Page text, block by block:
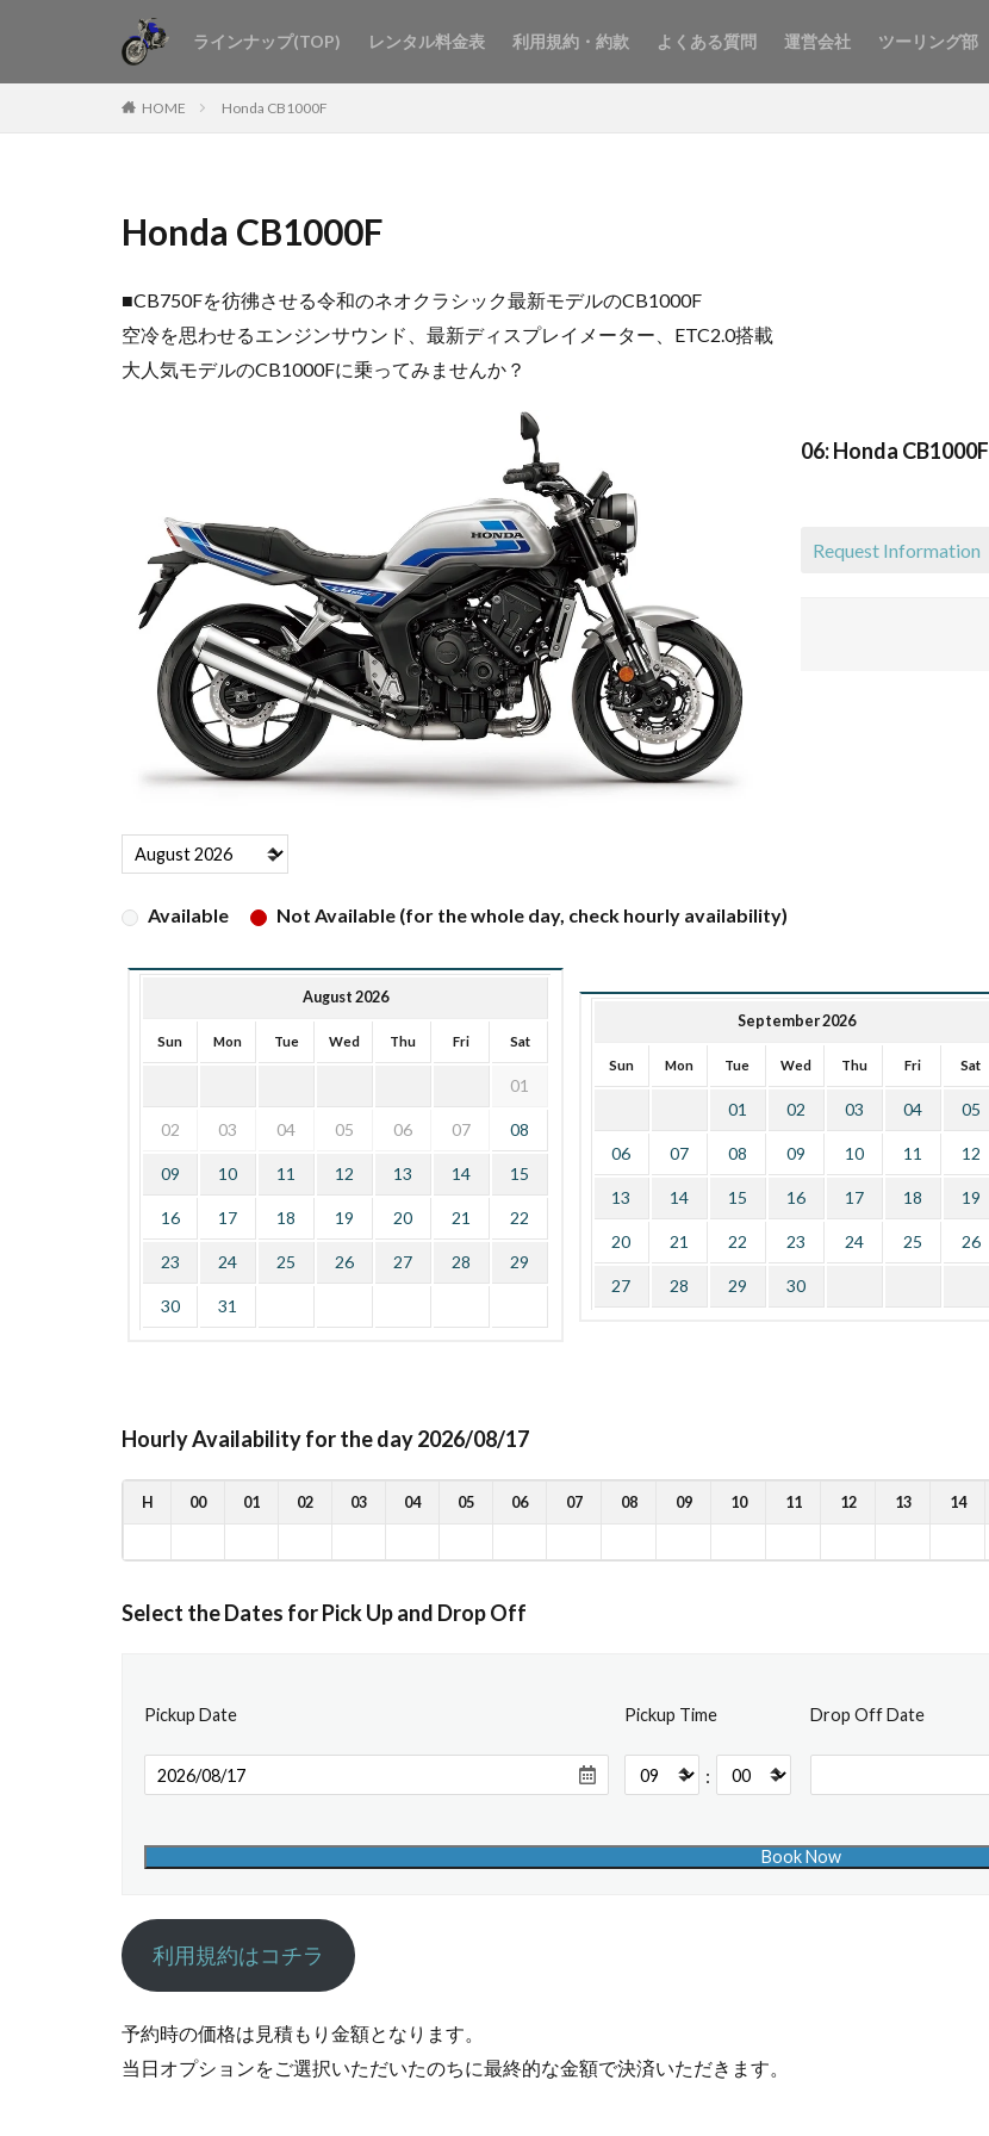
ラインナップ(TOP) レンタル料金表 利用規約・約款 よくある質問 運営会社 ツーリング部
HOME Honda CB1000F
Honda CB1000F
■CB750Fを彷彿させる令和のネオクラシック最新モデルのCB1000F
空冷を思わせるエンジンサウンド、最新ディスプレイメーター、ETC2.0搭載
大人気モデルのCB1000Fに乗ってみませんか？
06: Honda CB1000F
Request Information
Available Not Available (for the whole day, check hourly availability)
August 2026
Sun Mon Tue Wed Thu Fri Sat
01
02 03 04 05 06 07 08
09 10 11 12 13 14 15
16 17 18 19 20 21 22
23 24 25 26 27 28 29
30 31
September 2026
Sun Mon Tue Wed Thu Fri Sat
01 02 03 04 05
06 07 08 09 10 11 12
13 14 15 16 17 18 19
20 21 22 23 24 25 26
27 28 29 30
Hourly Availability for the day 2026/08/17
H 00 01 02 03 04 05 06 07 08 09 10 11 12 13 14
Select the Dates for Pick Up and Drop Off
Pickup Date Pickup Time
:
Drop Off Date
利用規約はコチラ
予約時の価格は見積もり金額となります。
当日オプションをご選択いただいたのちに最終的な金額で決済いただきます。